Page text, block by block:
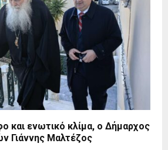
και ενωτικό κλίμα, ο Δήμαρχος
Γιάννης Μαλτέζος